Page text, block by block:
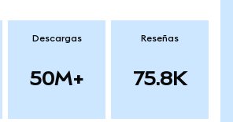
Descargas
50M+
Reseñas
75.8K